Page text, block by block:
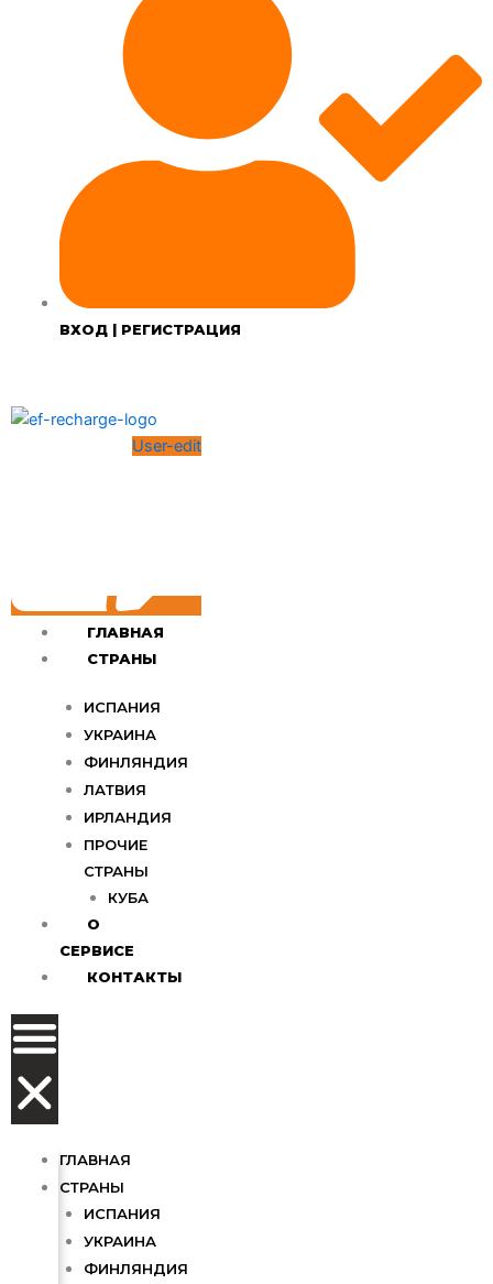
ВХОД | РЕГИСТРАЦИЯ
User-edit
ГЛАВНАЯ
СТРАНЫ
ИСПАНИЯ
УКРАИНА
ФИНЛЯНДИЯ
ЛАТВИЯ
ИРЛАНДИЯ
ПРОЧИЕ
СТРАНЫ
КУБА
О
СЕРВИСЕ
КОНТАКТЫ
ГЛАВНАЯ
СТРАНЫ
ИСПАНИЯ
УКРАИНА
ФИНЛЯНДИЯ